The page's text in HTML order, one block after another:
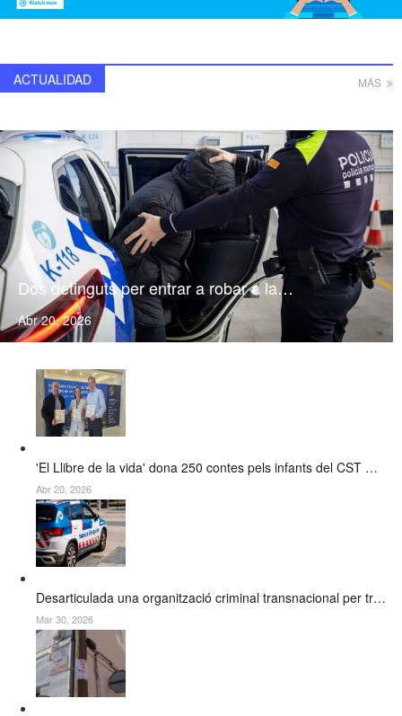
ACTUALIDAD
Dos detinguts per entrar a robar a la…
Abr 20, 2026
'El Llibre de la vida' dona 250 contes pels infants del CST …
Abr 20, 2026
Desarticulada una organització criminal transnacional per tr…
Mar 30, 2026
MÁS